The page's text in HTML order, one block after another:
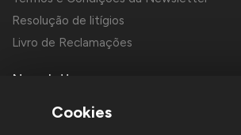
Resolução de litígios
Livro de Reclamações
Newsletter
Cookies